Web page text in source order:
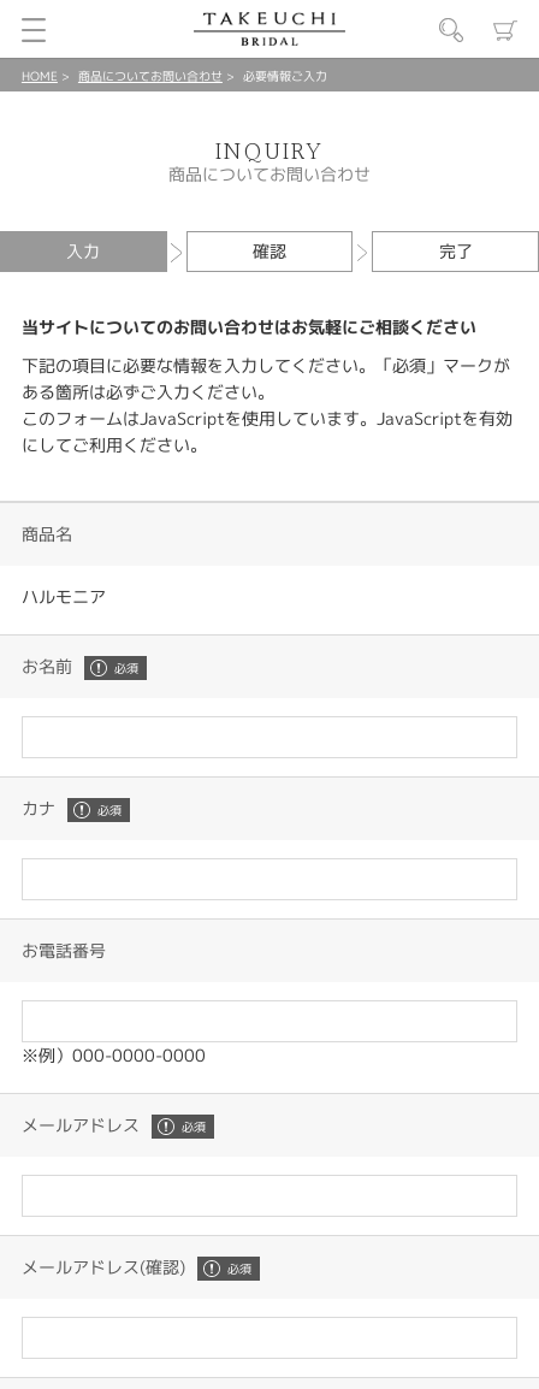
HOME 商品についてお問い合わせ 必要情報ご入力
INQUIRY
商品についてお問い合わせ
入力 確認 完了
当サイトについてのお問い合わせはお気軽にご相談ください
下記の項目に必要な情報を入力してください。「必須」マークが
ある箇所は必ずご入力ください。
このフォームはJavaScriptを使用しています。JavaScriptを有効
にしてご利用ください。
商品名
ハルモニア
お名前
カナ
お電話番号
※例）000-0000-0000
メールアドレス
メールアドレス(確認)